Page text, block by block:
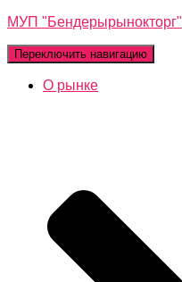
МУП "Бендерырынокторг"
Переключить навигацию
О рынке